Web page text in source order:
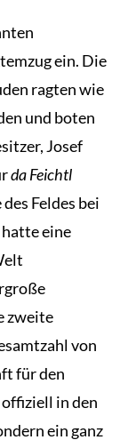
ein. Die
ragten wie
und boten
Josef
da Feichtl
Feldes bei
eine
zweite
von
für den
in den
ein ganz